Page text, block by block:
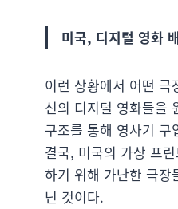
미국, 디지털 영화
이런 상황에서 어떤
신의 디지털 영화들을
구조를 통해 영사기 구
결국, 미국의 가상 프
하기 위해 가난한 극장
닌 것이다.